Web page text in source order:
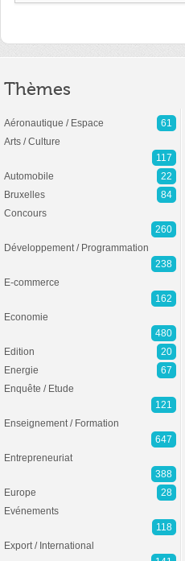
Thèmes
Aéronautique / Espace
61
Arts / Culture
117
Automobile
22
Bruxelles
84
Concours
260
Développement / Programmation
238
E-commerce
162
Economie
480
Edition
20
Energie
67
Enquête / Etude
121
Enseignement / Formation
647
Entrepreneuriat
388
Europe
28
Evénements
118
Export / International